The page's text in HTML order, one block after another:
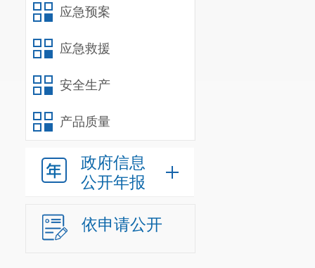
应急预案
应急救援
安全生产
产品质量
政府信息
公开年报
依申请公开